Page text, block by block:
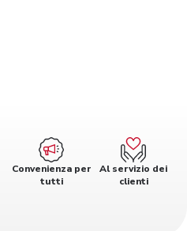
Convenienza per
tutti
Al servizio dei
clienti